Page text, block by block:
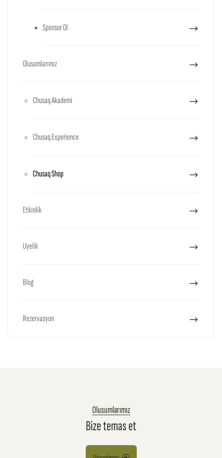
Sponsor Ol
Olusumlarımız
Chusaq Akademi
Chusaq Experience
Chusaq Shop
Etkinlik
Uyelik
Blog
Rezervasyon
Olusumlarımız
Bize temas et